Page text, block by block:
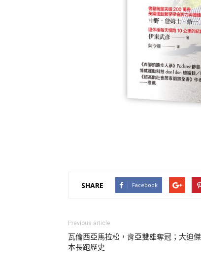
SHARE Facebook
Previous article
瓦倫西亞馬拉松，肯亞雙雄奪冠；大迫
本長跑歷史